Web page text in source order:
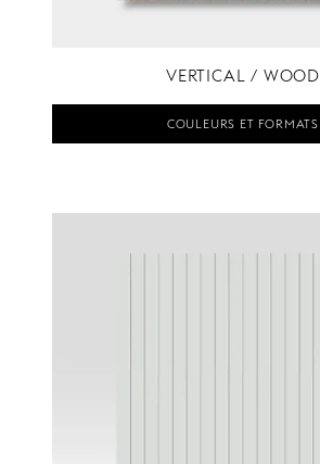
VERTICAL / WOOD
COULEURS ET FORMATS